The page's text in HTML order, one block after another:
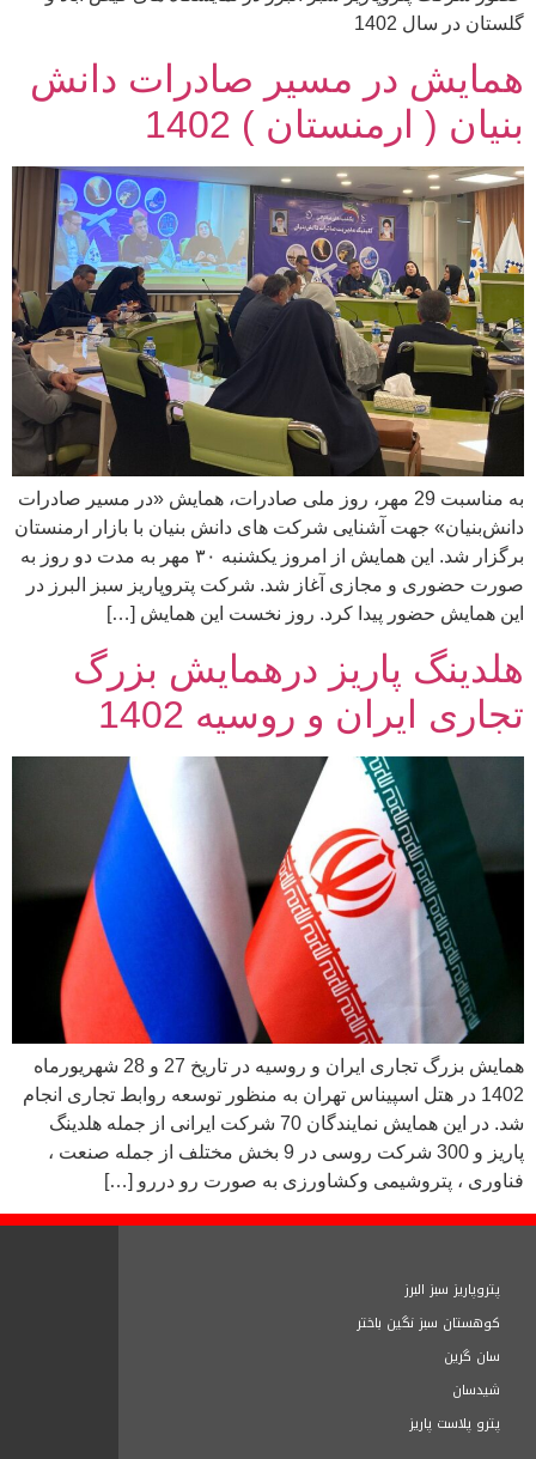
گلستان در سال 1402
همایش در مسیر صادرات دانش
بنیان ( ارمنستان ) 1402
به مناسبت 29 مهر، روز ملی صادرات، همایش «در مسیر صادرات
دانش‌بنیان» جهت آشنایی شرکت های دانش بنیان با بازار ارمنستان
برگزار شد. این همایش از امروز یکشنبه ۳۰ مهر به مدت دو روز به
صورت حضوری و مجازی آغاز شد. شرکت پتروپاریز سبز البرز در
این همایش حضور پیدا کرد. روز نخست این همایش […]
هلدینگ پاریز درهمایش بزرگ
تجاری ایران و روسیه 1402
همایش بزرگ تجاری ایران و روسیه در تاریخ 27 و 28 شهریورماه
1402 در هتل اسپیناس تهران به منظور توسعه روابط تجاری انجام
شد. در این همایش نمایندگان 70 شرکت ایرانی از جمله هلدینگ
پاریز و 300 شرکت روسی در 9 بخش مختلف از جمله صنعت ،
فناوری ، پتروشیمی وکشاورزی به صورت رو دررو […]
پتروپاریز سبز البرز
کوهستان سبز نگین باختر
سان گرین
شیدسان
پترو پلاست پاریز